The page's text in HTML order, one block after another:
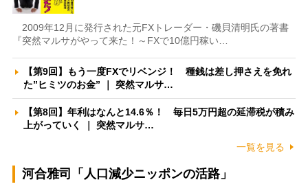
2009年12月に発行された元FXトレーダー・磯貝清明氏の著書
『突然マルサがやって来た！～FXで10億円稼い…
【第9回】もう一度FXでリベンジ！ 種銭は差し押さえを免れ
た”ヒミツのお金” ｜ 突然マルサ…
【第8回】年利はなんと14.6％！ 毎日5万円超の延滞税が積み
上がっていく ｜ 突然マルサ…
一覧を見る
河合雅司「人口減少ニッポンの活路」